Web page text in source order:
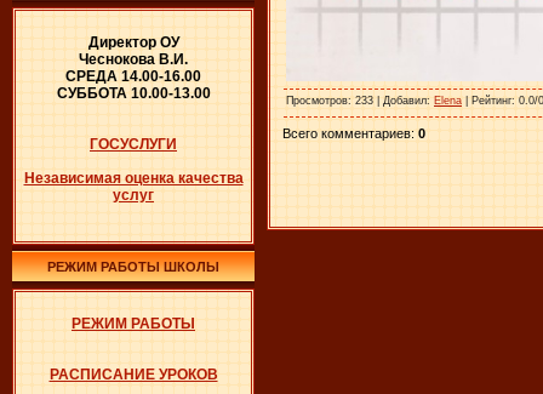
Директор ОУ
Чеснокова В.И.
СРЕДА 14.00-16.00
СУББОТА 10.00-13.00
ГОСУСЛУГИ
Независимая оценка качества
услуг
РЕЖИМ РАБОТЫ ШКОЛЫ
РЕЖИМ РАБОТЫ
РАСПИСАНИЕ УРОКОВ
Просмотров: 233 | Добавил: Elena Рейтинг: 0.0/
Всего комментариев: 0